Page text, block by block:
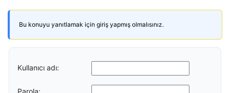
Bu konuyu yanıtlamak için giriş yapmış olmalısınız.
Kullanıcı adı: